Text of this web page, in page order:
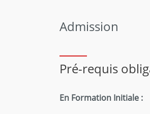
Admission
Pré-requis
En Formation Initiale :